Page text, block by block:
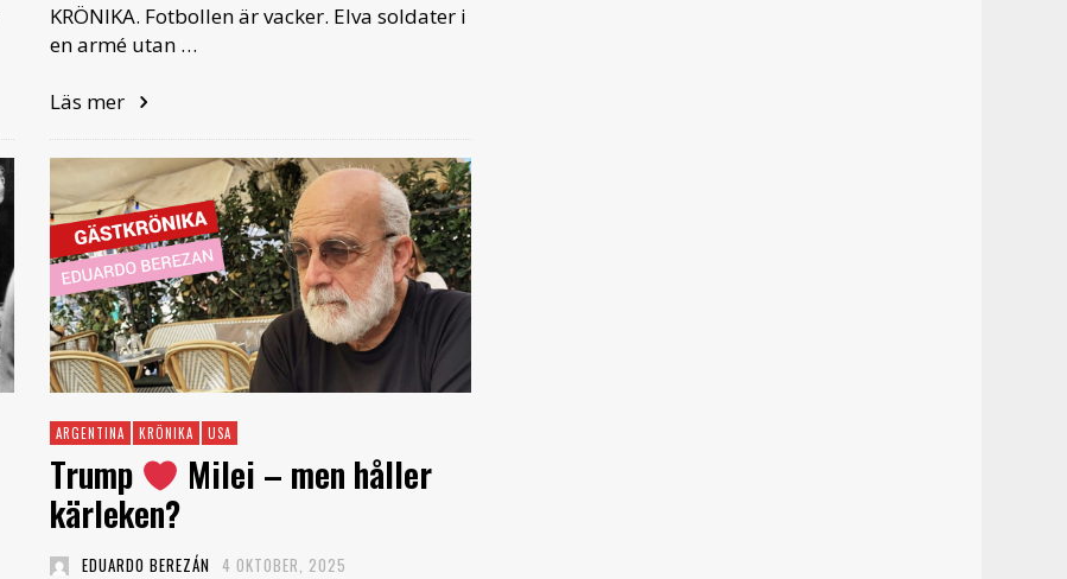
KRÖNIKA. Fotbollen är vacker. Elva soldater i
en armé utan …
Läs mer
ARGENTINA KRÖNIKA USA
Trump
Milei – men håller
kärleken?
EDUARDO BEREZÁN 4 OKTOBER, 2025